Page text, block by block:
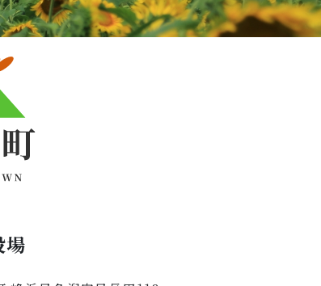
場